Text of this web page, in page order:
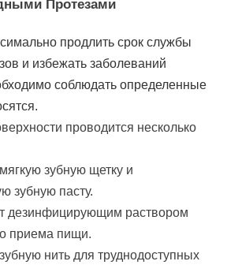
Протезами
продлить срок службы
и избежать заболеваний
соблюдать определенные
проводится несколько
зубную щетку и
зубную пасту.
дезинфицирующим раствором
приема пищи.
нить для труднодоступных